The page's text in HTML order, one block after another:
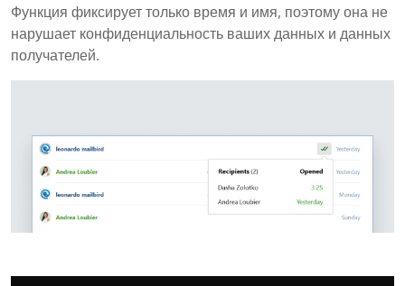
Функция фиксирует только время и имя, поэтому она не
нарушает конфиденциальность ваших данных и данных
получателей.